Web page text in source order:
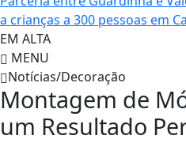
a crianças a 300 pessoas em
EM ALTA
MENU
Notícias/Decoração
Montagem de
um Resultado